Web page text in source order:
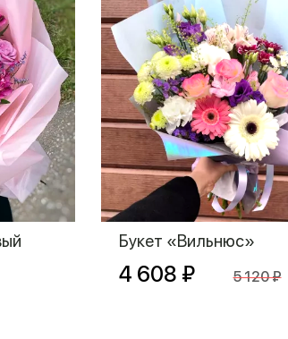
Букет «Вильнюс»
4 608 ₽ 5 120 ₽